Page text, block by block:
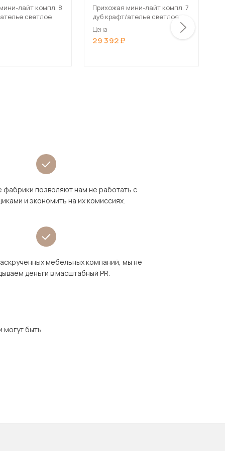
лайт компл. 8
светлое
Прихожая мини-лайт компл. 7
дуб крафт/ателье светлое
Цена
29 392
фабрики позволяют нам не работать с
и экономить на их комиссиях.
мебельных компаний, мы не
деньги в масштабный PR.
могут быть